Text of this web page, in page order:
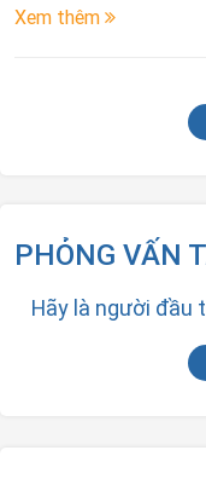
Xem thêm
PHỎNG VẤN
Hãy là người đầu